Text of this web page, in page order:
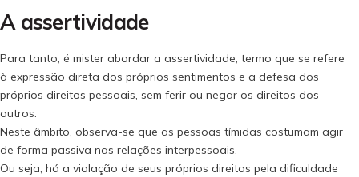
A assertividade
Para tanto, é mister abordar a assertividade, termo que se refere
à expressão direta dos próprios sentimentos e a defesa dos
próprios direitos pessoais, sem ferir ou negar os direitos dos
outros.
Neste âmbito, observa-se que as pessoas tímidas costumam agir
de forma passiva nas relações interpessoais.
Ou seja, há a violação de seus próprios direitos pela dificuldade